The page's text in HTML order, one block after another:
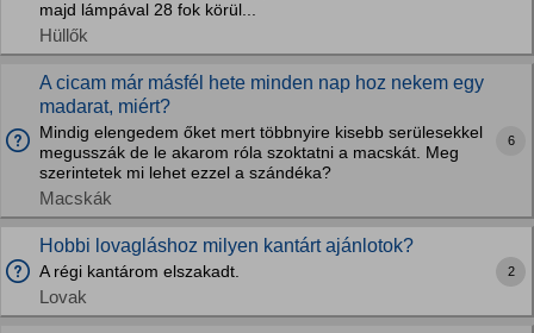
majd lámpával 28 fok körül...
Hüllők
A cicam már másfél hete minden nap hoz nekem egy
madarat, miért?
Mindig elengedem őket mert többnyire kisebb serülesekkel
megusszák de le akarom róla szoktatni a macskát. Meg
szerintetek mi lehet ezzel a szándéka?
Macskák
6
Hobbi lovagláshoz milyen kantárt ajánlotok?
A régi kantárom elszakadt.
Lovak
2